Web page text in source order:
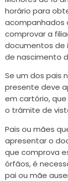
horário para
acompanhados
comprovar a
documentos de
de nascimento
Se um dos pais
presente deve
em cartório,
o trâmite de
Pais ou mães
apresentar o
que comprova
órfãos, é
pai ou mãe